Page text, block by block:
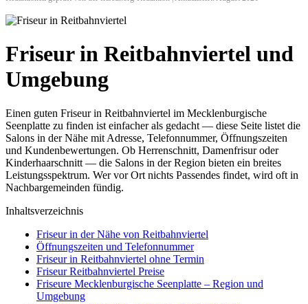
Friseur in Reitbahnviertel und
Umgebung
Einen guten Friseur in Reitbahnviertel im Mecklenburgische
Seenplatte zu finden ist einfacher als gedacht — diese Seite listet die
Salons in der Nähe mit Adresse, Telefonnummer, Öffnungszeiten
und Kundenbewertungen. Ob Herrenschnitt, Damenfrisur oder
Kinderhaarschnitt — die Salons in der Region bieten ein breites
Leistungsspektrum. Wer vor Ort nichts Passendes findet, wird oft in
Nachbargemeinden fündig.
Inhaltsverzeichnis
Friseur in der Nähe von Reitbahnviertel
Öffnungszeiten und Telefonnummer
Friseur in Reitbahnviertel ohne Termin
Friseur Reitbahnviertel Preise
Friseure Mecklenburgische Seenplatte – Region und
Umgebung